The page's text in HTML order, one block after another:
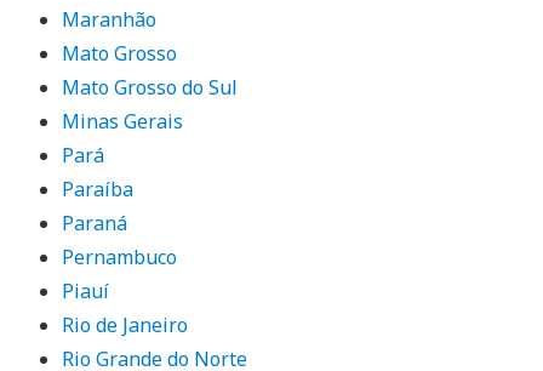
Maranhão
Mato Grosso
Mato Grosso do Sul
Minas Gerais
Pará
Paraíba
Paraná
Pernambuco
Piauí
Rio de Janeiro
Rio Grande do Norte